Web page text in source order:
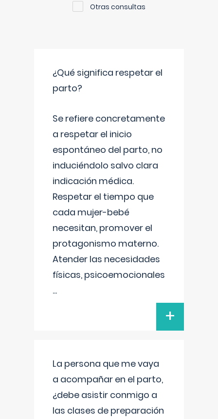
Otras consultas
¿Qué significa respetar el
parto?
Se refiere concretamente
a respetar el inicio
espontáneo del parto, no
induciéndolo salvo clara
indicación médica.
Respetar el tiempo que
cada mujer-bebé
necesitan, promover el
protagonismo materno.
Atender las necesidades
físicas, psicoemocionales
...
+
La persona que me vaya
a acompañar en el parto,
¿debe asistir conmigo a
las clases de preparación